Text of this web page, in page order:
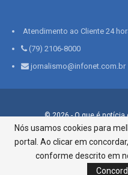
Atendimento ao Cliente 24
(79) 2106-8000
jornalismo@infonet.com.br
© 2026 - O que é notícia
Infonet - Rua Monsenhor
Aracaju-SE, CEP 49015-
Nós usamos cookies para
portal. Ao clicar em
conforme descrito em